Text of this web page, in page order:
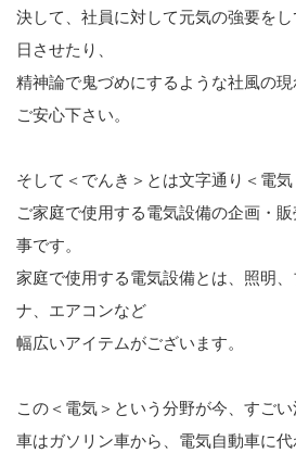
決して、社員に対して元気の強要を
日させたり、
精神論で鬼づめにするような社風の
ご安心下さい。
そして＜でんき＞とは文字通り＜電気
ご家庭で使用する電気設備の企画・
事です。
家庭で使用する電気設備とは、照明
ナ、エアコンなど
幅広いアイテムがございます。
この＜電気＞という分野が今、すごい
車はガソリン車から、電気自動車に代